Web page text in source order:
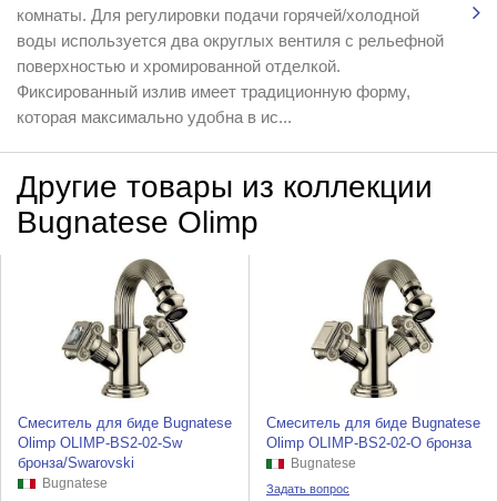
комнаты. Для регулировки подачи горячей/холодной
воды используется два округлых вентиля с рельефной
поверхностью и хромированной отделкой.
Фиксированный излив имеет традиционную форму,
которая максимально удобна в ис...
Другие товары из коллекции
Bugnatese Olimp
Смеситель для биде Bugnatese
Olimp OLIMP-BS2-02-Sw
бронза/Swarovski
Bugnatese
Смеситель для биде Bugnatese
Olimp OLIMP-BS2-02-O бронза
Bugnatese
Задать вопрос